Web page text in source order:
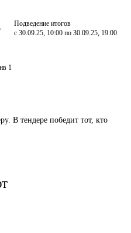
Подведение итогов
с 30.09.25, 10:00 по 30.09.25, 19:00
1
В тендере победит тот, кто